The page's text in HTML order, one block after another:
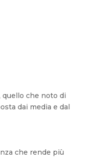
quello che noto di
dai media e dal
che rende più